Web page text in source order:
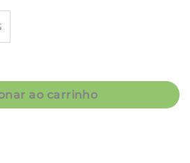
- Viscolycra - Col. Very Good
ao carrinho